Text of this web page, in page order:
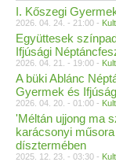
I. Kőszegi
2026. 04. 24. - 21:00 -
Együttesek
Ifjúsági
2026. 04. 21. - 19:00 -
A büki Ablánc
Gyermek és
2026. 04. 20. - 01:00 -
'Méltán ujjong ma
karácsonyi
dísztermében
2025. 12. 23. - 03:30 -